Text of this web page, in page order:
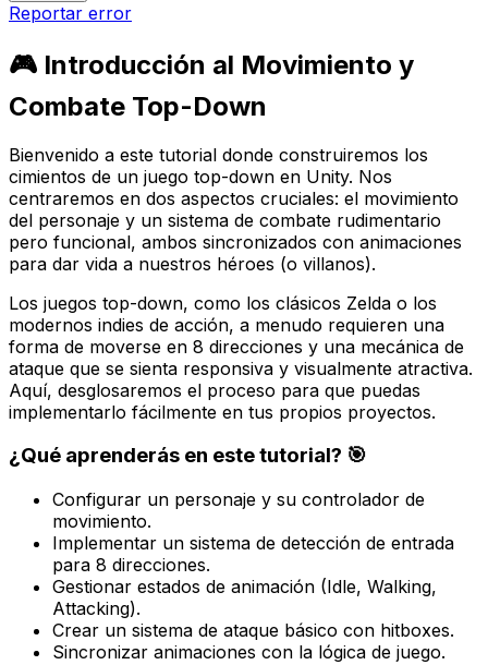
Reportar error
🎮 Introducción al Movimiento y
Combate Top-Down
Bienvenido a este tutorial donde construiremos los
cimientos de un juego top-down en Unity. Nos
centraremos en dos aspectos cruciales: el movimiento
del personaje y un sistema de combate rudimentario
pero funcional, ambos sincronizados con animaciones
para dar vida a nuestros héroes (o villanos).
Los juegos top-down, como los clásicos Zelda o los
modernos indies de acción, a menudo requieren una
forma de moverse en 8 direcciones y una mecánica de
ataque que se sienta responsiva y visualmente atractiva.
Aquí, desglosaremos el proceso para que puedas
implementarlo fácilmente en tus propios proyectos.
¿Qué aprenderás en este tutorial? 🎯
Configurar un personaje y su controlador de
movimiento.
Implementar un sistema de detección de entrada
para 8 direcciones.
Gestionar estados de animación (Idle, Walking,
Attacking).
Crear un sistema de ataque básico con hitboxes.
Sincronizar animaciones con la lógica de juego.